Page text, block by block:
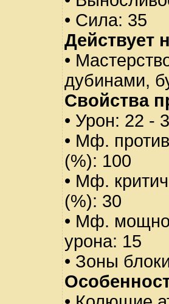
• Сила: 35
Действует
•
дубинами,
Свойства
• Урон: 22 -
• Мф.
(%): 100
• Мф.
(%): 30
• Мф.
урона: 15
• Зоны